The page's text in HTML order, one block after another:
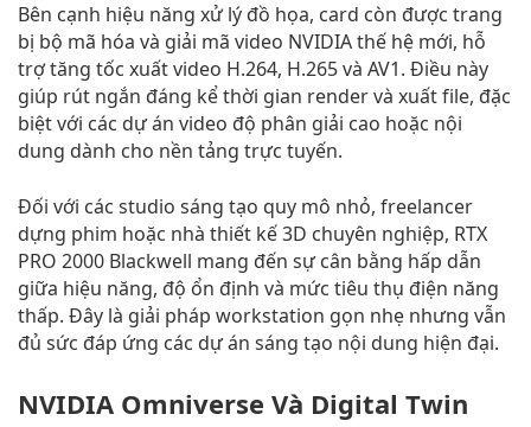
Bên cạnh hiệu năng xử lý đồ họa, card còn được trang
bị bộ mã hóa và giải mã video NVIDIA thế hệ mới, hỗ
trợ tăng tốc xuất video H.264, H.265 và AV1. Điều này
giúp rút ngắn đáng kể thời gian render và xuất file, đặc
biệt với các dự án video độ phân giải cao hoặc nội
dung dành cho nền tảng trực tuyến.
Đối với các studio sáng tạo quy mô nhỏ, freelancer
dựng phim hoặc nhà thiết kế 3D chuyên nghiệp, RTX
PRO 2000 Blackwell mang đến sự cân bằng hấp dẫn
giữa hiệu năng, độ ổn định và mức tiêu thụ điện năng
thấp. Đây là giải pháp workstation gọn nhẹ nhưng vẫn
đủ sức đáp ứng các dự án sáng tạo nội dung hiện đại.
NVIDIA Omniverse Và Digital Twin